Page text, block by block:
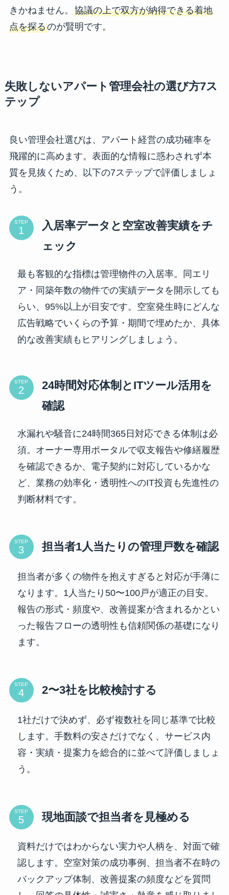
きかねません。 協議の上で双方が納得できる着地
点を探るのが賢明です。
失敗しないアパート管理会社の選び方7ス
テップ
良い管理会社選びは、アパート経営の成功確率を
飛躍的に高めます。表面的な情報に惑わされず本
質を見抜くため、以下の7ステップで評価しましょ
う。
STEP
入居率データと空室改善実績をチ
ェック
最も客観的な指標は管理物件の入居率。同エリ
ア・同築年数の物件での実績データを開示しても
らい、95%以上が目安です。空室発生時にどんな
広告戦略でいくらの予算・期間で埋めたか、具体
的な改善実績もヒアリングしましょう。
STEP
24時間対応体制とITツール活用を
確認
水漏れや騒音に24時間365日対応できる体制は必
須。オーナー専用ポータルで収支報告や修繕履歴
を確認できるか、電子契約に対応しているかな
ど、業務の効率化・透明性へのIT投資も先進性の
判断材料です。
STEP 担当者1人当たりの管理戸数を確認
担当者が多くの物件を抱えすぎると対応が手薄に
なります。1人当たり50〜100戸が適正の目安。
報告の形式・頻度や、改善提案が含まれるかとい
った報告フローの透明性も信頼関係の基礎になり
ます。
STEP 2〜3社を比較検討する
1社だけで決めず、必ず複数社を同じ基準で比較
します。手数料の安さだけでなく、サービス内
容・実績・提案力を総合的に並べて評価しましょ
う。
STEP 現地面談で担当者を見極める
資料だけではわからない実力や人柄を、対面で確
認します。空室対策の成功事例、担当者不在時の
バックアップ体制、改善提案の頻度などを質問